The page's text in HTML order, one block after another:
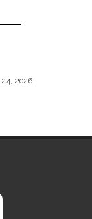
24, 2026